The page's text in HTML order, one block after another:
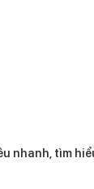
nhanh, tìm